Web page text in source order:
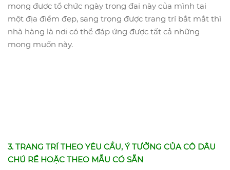
mong được tổ chức ngày trọng đại này của mình tại
một địa điểm đẹp, sang trọng được trang trí bắt mắt thì
nhà hàng là nơi có thể đáp ứng được tất cả những
mong muốn này.
3. TRANG TRÍ THEO YÊU CẦU, Ý TƯỞNG CỦA CÔ DÂU
CHÚ RỂ HOẶC THEO MẪU CÓ SẴN